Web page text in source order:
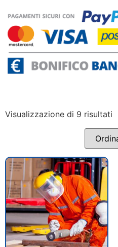
Visualizzazione di 9 risultati